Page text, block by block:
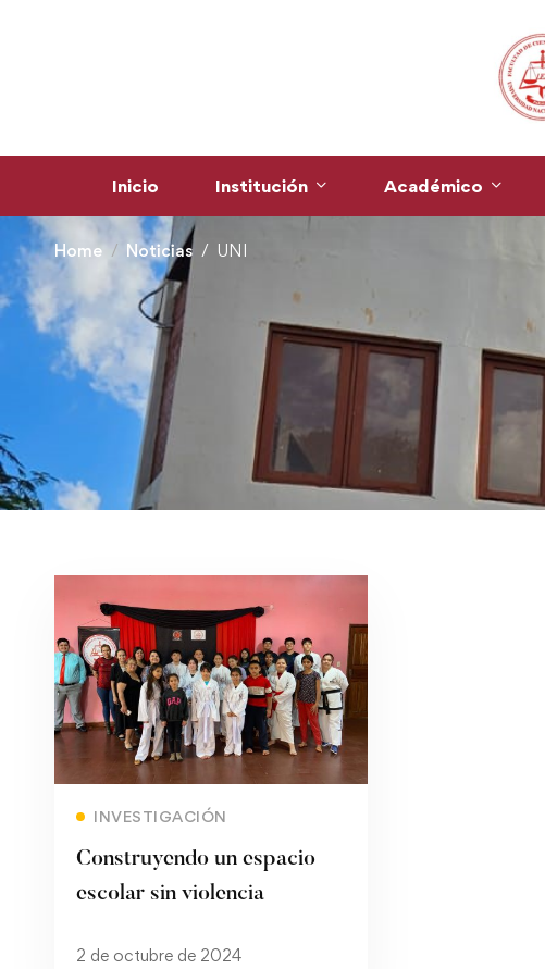
Inicio Institución Académico
Home Noticias UNI
Read more
INVESTIGACIÓN
Construyendo un espacio
escolar sin violencia
2 de octubre de 2024